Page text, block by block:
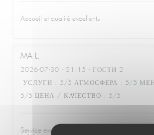
Accueil et qualité excellents
MA L
2026-07-30 - 21:15 - ГОСТИ 2
УСЛУГИ : 5/5 АТМОСФЕРА : 5/5
5/5 ЦЕНА / КАЧЕСТВО : 5/5
Service excellent, souriant et attentionné,